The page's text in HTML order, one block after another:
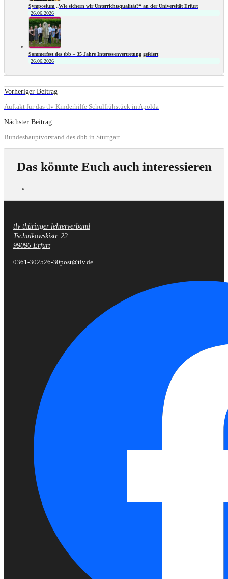
Symposium „Wie sichern wir Unterrichtsqualität?“ an der Universität Erfurt
26.06.2026
Sommerfest des tbb – 35 Jahre Interessenvertretung gefeiert
26.06.2026
Vorheriger Beitrag
Auftakt für das tlv Kinderhilfe Schulfrühstück in Apolda
Nächster Beitrag
Bundeshauptvorstand des dbb in Stuttgart
Das könnte Euch auch interessieren
Fußzeile
tlv thüringer lehrerverband
Tschaikowskistr. 22
99096 Erfurt
0361-302526-30post@tlv.de